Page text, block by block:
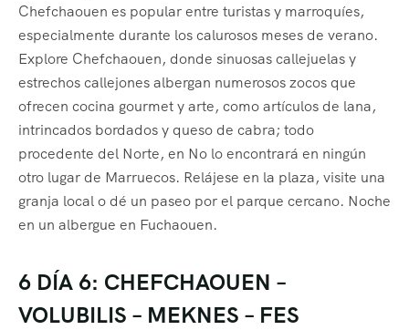
Chefchaouen es popular entre turistas y marroquíes,
especialmente durante los calurosos meses de verano.
Explore Chefchaouen, donde sinuosas callejuelas y
estrechos callejones albergan numerosos zocos que
ofrecen cocina gourmet y arte, como artículos de lana,
intrincados bordados y queso de cabra; todo
procedente del Norte, en No lo encontrará en ningún
otro lugar de Marruecos. Relájese en la plaza, visite una
granja local o dé un paseo por el parque cercano. Noche
en un albergue en Fuchaouen.
6 DÍA 6: CHEFCHAOUEN –
VOLUBILIS – MEKNES – FES